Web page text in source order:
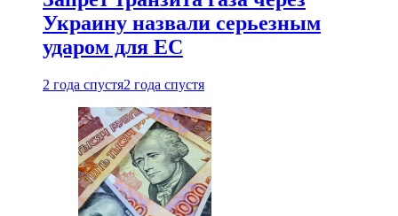
Украину назвали серьезным
ударом для ЕС
2 года спустя2 года спустя